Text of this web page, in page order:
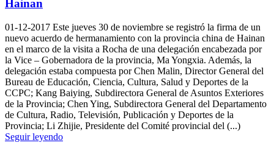
Hainan
01-12-2017 Este jueves 30 de noviembre se registró la firma de un
nuevo acuerdo de hermanamiento con la provincia china de Hainan
en el marco de la visita a Rocha de una delegación encabezada por
la Vice – Gobernadora de la provincia, Ma Yongxia. Además, la
delegación estaba compuesta por Chen Malin, Director General del
Bureau de Educación, Ciencia, Cultura, Salud y Deportes de la
CCPC; Kang Baiying, Subdirectora General de Asuntos Exteriores
de la Provincia; Chen Ying, Subdirectora General del Departamento
de Cultura, Radio, Televisión, Publicación y Deportes de la
Provincia; Li Zhijie, Presidente del Comité provincial del (...)
Seguir leyendo